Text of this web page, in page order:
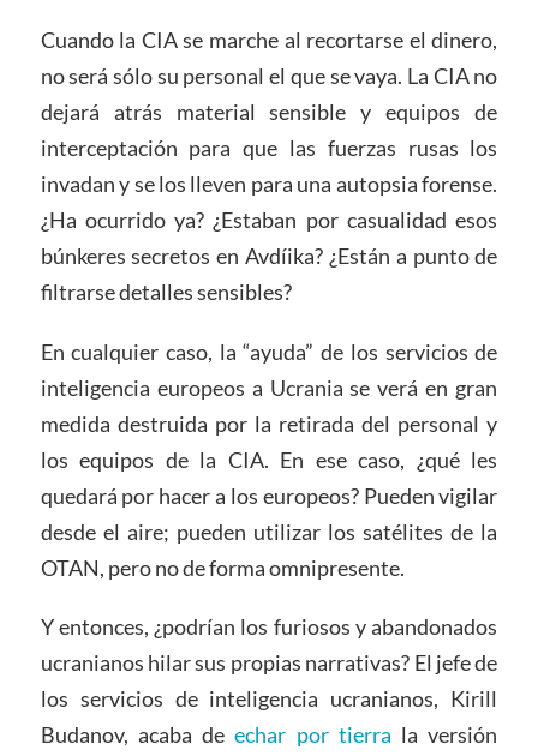
Cuando la CIA se marche al recortarse el dinero,
no será sólo su personal el que se vaya. La CIA no
dejará atrás material sensible y equipos de
interceptación para que las fuerzas rusas los
invadan y se los lleven para una autopsia forense.
¿Ha ocurrido ya? ¿Estaban por casualidad esos
búnkeres secretos en Avdíika? ¿Están a punto de
filtrarse detalles sensibles?
En cualquier caso, la “ayuda” de los servicios de
inteligencia europeos a Ucrania se verá en gran
medida destruida por la retirada del personal y
los equipos de la CIA. En ese caso, ¿qué les
quedará por hacer a los europeos? Pueden vigilar
desde el aire; pueden utilizar los satélites de la
OTAN, pero no de forma omnipresente.
Y entonces, ¿podrían los furiosos y abandonados
ucranianos hilar sus propias narrativas? El jefe de
los servicios de inteligencia ucranianos, Kirill
Budanov, acaba deechar por tierra la versión